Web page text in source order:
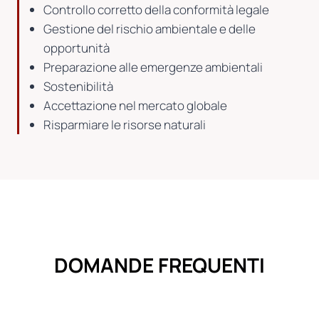
Controllo corretto della conformità legale
Gestione del rischio ambientale e delle
opportunità
Preparazione alle emergenze ambientali
Sostenibilità
Accettazione nel mercato globale
Risparmiare le risorse naturali
DOMANDE FREQUENTI